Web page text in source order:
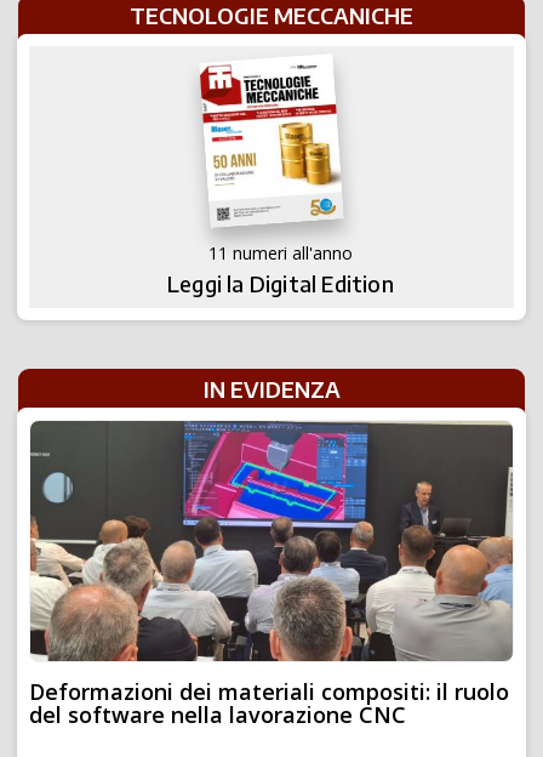
TECNOLOGIE MECCANICHE
11 numeri all'anno
Leggi la Digital Edition
IN EVIDENZA
Deformazioni dei materiali compositi: il ruolo
del software nella lavorazione CNC